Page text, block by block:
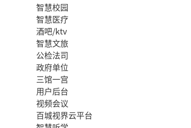
智慧校园
智慧医疗
酒吧/ktv
智慧文旅
公检法司
政府单位
三馆一宫
用户后台
视频会议
百城视界云平台